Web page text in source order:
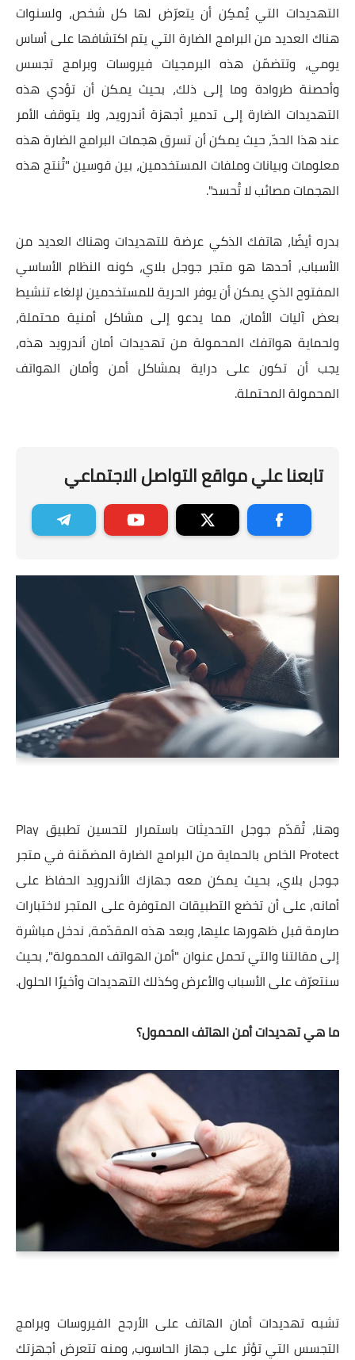
التهديدات التي يُمكِن أن يتعرّض لها كل شخص، ولسنوات
هناك العديد من البرامج الضارة التي يتم اكتشافها على أساس
يومي، وتتضمّن هذه البرمجيات فيروسات وبرامج تجسس
وأحصنة طروادة وما إلى ذلك، بحيث يمكن أن تؤدي هذه
التهديدات الضارة إلى تدمير أجهزة أندرويد، ولا يتوقف الأمر
عند هذا الحدّ، حيث يمكن أن تسرق هجمات البرامج الضارة هذه
معلومات وبيانات وملفات المستخدمين، بين قوسين "تُنتج هذه
الهجمات مصائب لا تُحسد".
بدره أيضًا، هاتفك الذكي عرضة للتهديدات وهناك العديد من
الأسباب، أحدها هو متجر جوجل بلاي، كونه النظام الأساسي
المفتوح الذي يمكن أن يوفر الحرية للمستخدمين لإلغاء تنشيط
بعض آليات الأمان، مما يدعو إلى مشاكل أمنية محتملة،
ولحماية هواتفك المحمولة من تهديدات أمان أندرويد هذه،
يجب أن تكون على دراية بمشاكل أمن وأمان الهواتف
المحمولة المحتملة.
تابعنا علي مواقع التواصل الاجتماعي
وهنا، تُقدّم جوجل التحديثات باستمرار لتحسين تطبيق Play
Protect الخاص بالحماية من البرامج الضارة المضمّنة في متجر
جوجل بلاي، بحيث يمكن معه جهازك الأندرويد الحفاظ على
أمانه، على أن تخضع التطبيقات المتوفرة على المتجر لاختبارات
صارمة قبل ظهورها عليها، وبعد هذه المقدّمة، ندخل مباشرة
إلى مقالتنا والتي تحمل عنوان "أمن الهواتف المحمولة"، بحيث
سنتعرّف على الأسباب والأعرض وكذلك التهديدات وأخيرًا الحلول.
ما هي تهديدات أمن الهاتف المحمول؟
تشبه تهديدات أمان الهاتف على الأرجح الفيروسات وبرامج
التجسس التي تؤثر على جهاز الحاسوب، ومنه تتعرض أجهزتك